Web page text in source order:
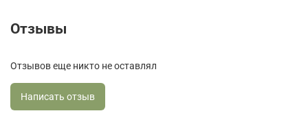
Отзывы
Отзывов еще никто не оставлял
Написать отзыв